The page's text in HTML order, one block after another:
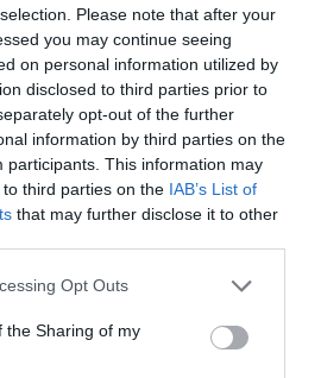
Please note that after your
you may continue seeing
on personal information utilized by
disclosed to third parties prior to
opt-out of the further
information by third parties on the
participants. This information may
third parties on the IAB’s List of
that may further disclose it to other
Opt Outs
the Sharing of my
care probabil pare un
performant decât formidabila
situaţie ca la noi în Moldova.
pentru rusofoni, limba română
a basarabenilor!– e
. Dacă în locul românei s-ar fi
maternă.
cât şi în Moldova, pentru